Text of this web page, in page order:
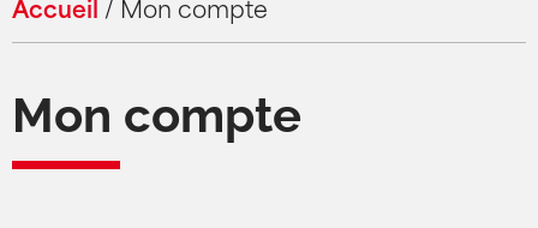
Accueil / Mon compte
Mon compte